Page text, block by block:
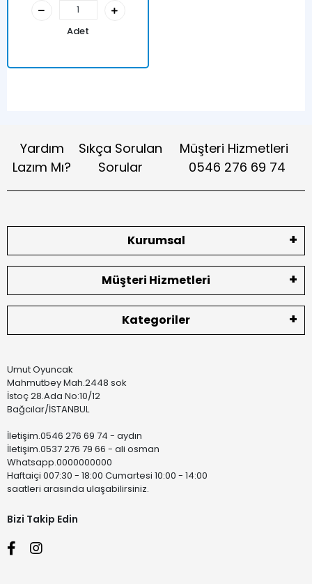
Adet
Yardım
Lazım Mı?
Sıkça Sorulan
Sorular
Müşteri Hizmetleri
0546 276 69 74
Kurumsal
Müşteri Hizmetleri
Kategoriler
Umut Oyuncak
Mahmutbey Mah.2448 sok
İstoç 28.Ada No:10/12
Bağcılar/İSTANBUL
İletişim.0546 276 69 74 - aydın
İletişim.0537 276 79 66 - ali osman
Whatsapp.0000000000
Haftaiçi 007:30 - 18:00 Cumartesi 10:00 - 14:00
saatleri arasında ulaşabilirsiniz.
Bizi Takip Edin